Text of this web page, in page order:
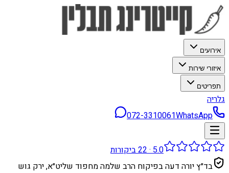
אירועים
איזורי שירות
תפריטים
גלריה
072-3310061WhatsApp
5.0
·
22ביקורות
בד״ץ יורה דעה בפיקוח הרב שלמה מחפוד שליט״א, ירק גוש